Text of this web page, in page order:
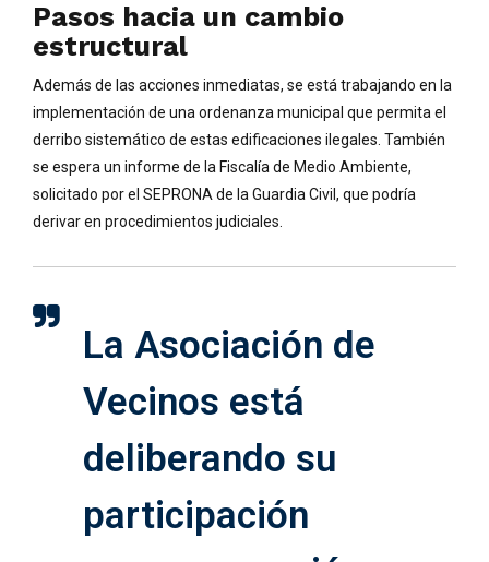
Pasos hacia un cambio
estructural
Además de las acciones inmediatas, se está trabajando en la
implementación de una ordenanza municipal que permita el
derribo sistemático de estas edificaciones ilegales. También
se espera un informe de la Fiscalía de Medio Ambiente,
solicitado por el SEPRONA de la Guardia Civil, que podría
derivar en procedimientos judiciales.
La Asociación de
Vecinos está
deliberando su
participación